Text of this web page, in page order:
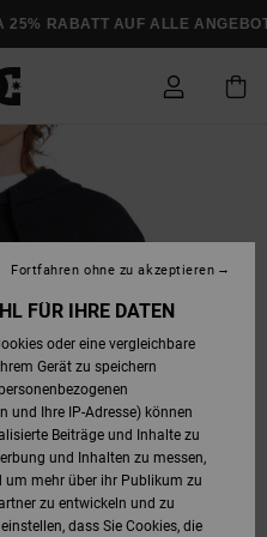
25% RABATT AUF ALLE
Accessoires
SALE SNOW
T-Shirts
Jacken &
Sale
Sale Snow
Jacken &
Hoodies &
Lynx
Pure
Net
Alle ansehen
DC Command
Manteca
Construct
Ascend
Sneakers
Sandalen
Winterschuhe
Snowboard
T-shirts
Hemden
Jeans
Jacken &
Taschen &
Alle ansehen
DC Command
Manteca
Best Sellers
Skate
Sandalen
Snowboard
Unisex
Alle ansehen
Stag
Babyschuhe
Sneakers
Alle ansehen
Sweatshirts &
Hemden
Taschen
Alle ansehen
SHOP
SHOP FÜR
Snowboard
Winterschuhe
Polarfleece &
Softshells
Alle ansehen
SHOP FÜR
Mützen
Alle ansehen
FÜR IHRE DATEN
oder eine vergleichbare
Gerät zu speichern
und Ihre IP-Adresse) können
Beiträge und Inhalte zu
und Inhalten zu messen,
um mehr über ihr Publikum zu
zu entwickeln und zu
dass Sie Cookies, die
Fortfahren ohne zu akzeptieren